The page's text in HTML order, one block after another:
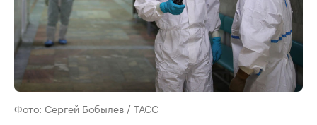
Фото: Сергей Бобылев / ТАСС